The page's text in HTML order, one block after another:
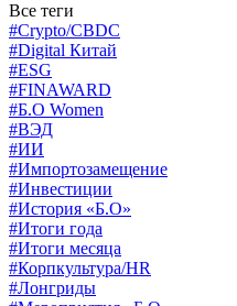
Все теги
#Crypto/CBDC
#Digital Китай
#ESG
#FINAWARD
#Б.О Women
#ВЭД
#ИИ
#Импортозамещение
#Инвестиции
#История «Б.О»
#Итоги года
#Итоги месяца
#Корпкультура/HR
#Лонгриды